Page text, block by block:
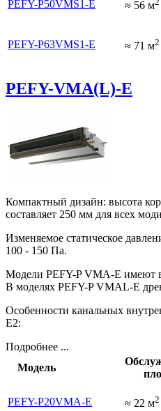
PEFY-P50VMS1-E ≈ 56 м
PEFY-P63VMS1-E ≈ 71 м2
PEFY-VMA(L)-E
Компактный дизайн: высота
составляет 250 мм для всех
Изменяемое статическое
100 - 150 Па.
Модели PEFY-P VMA-E имеют
В моделях PEFY-P VMAL-E
Особенности канальных
E2:
Подробнее ...
Модель
PEFY-P20VMA-E ≈ 22 м2